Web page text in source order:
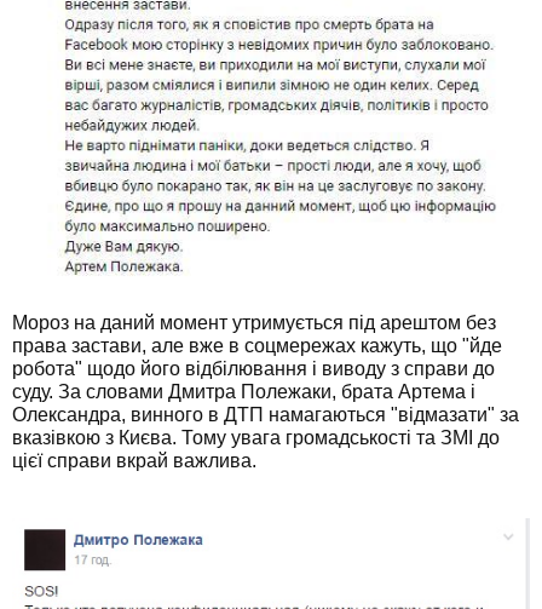
Мороз на даний момент утримується під арештом без
права застави, але вже в соцмережах кажуть, що "йде
робота" щодо його відбілювання і виводу з справи до
суду. За словами Дмитра Полежаки, брата Артема і
Олександра, винного в ДТП намагаються "відмазати" за
вказівкою з Києва. Тому увага громадськості та ЗМІ до
цієї справи вкрай важлива.